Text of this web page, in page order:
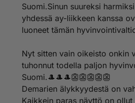
Suomi.Sinun suureksi
yhdessä ay-liikkeen kanssa
luoneet tämän
Nyt sitten vain oikeisto onkin
tuhonnut todella paljon
Suomi.🎩🎩🎩👺👺👺👺👺
Demarien älykkyydestä on
Kaikkein paras näyttö on